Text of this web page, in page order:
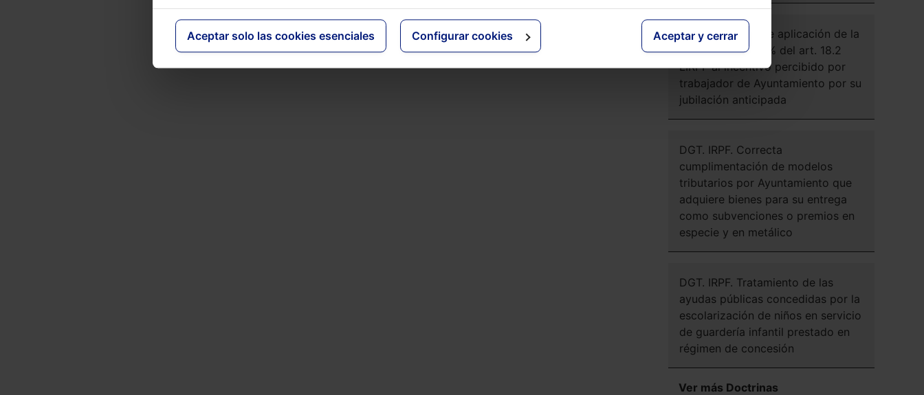
Aceptar solo las cookies esenciales Configurar cookies Aceptar y cerrar
DGT. IRPF. Posible aplicación de la
reducción del 30% del art. 18.2
LIRPF al incentivo percibido por
trabajador de Ayuntamiento por su
jubilación anticipada
DGT. IRPF. Correcta
cumplimentación de modelos
tributarios por Ayuntamiento que
adquiere bienes para su entrega
como subvenciones o premios en
especie y en metálico
DGT. IRPF. Tratamiento de las
ayudas públicas concedidas por la
escolarización de niños en servicio
de guardería infantil prestado en
régimen de concesión
Ver más Doctrinas